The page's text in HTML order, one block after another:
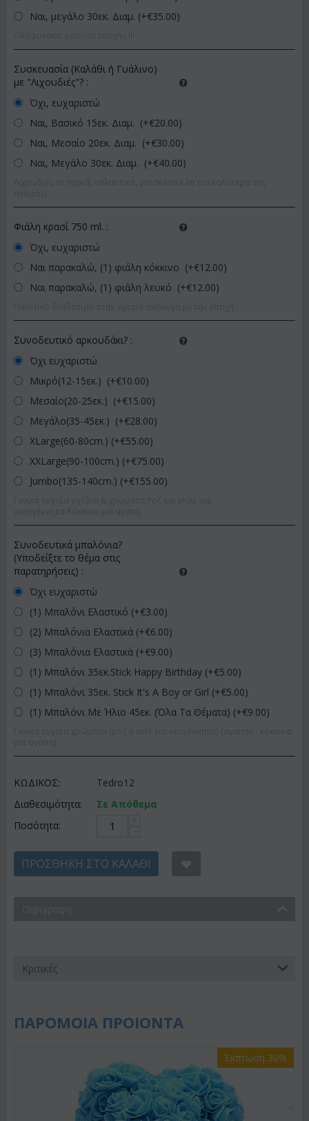
Ναι, μεγάλο 30εκ. Διαμ. (+€35.00)
Συσκευασία (Καλάθι ή Γυάλινο)
με "Λιχουδιές"? :
Όχι, ευχαριστώ
Ναι, Βασικό 15εκ. Διαμ. (+€20.00)
Ναι, Μεσαίο 20εκ. Διαμ. (+€30.00)
Ναι, Μεγάλο 30εκ. Διαμ. (+€40.00)
Φιάλη κρασί 750 ml. :
Όχι, ευχαριστώ
Ναι παρακαλώ, (1) φιάλη κόκκινο (+€12.00)
Ναι παρακαλώ, (1) φιάλη λευκό (+€12.00)
Συνοδευτικό αρκουδάκι? :
Όχι ευχαριστώ
Μικρό(12-15εκ.) (+€10.00)
Μεσαίο(20-25εκ.) (+€15.00)
Μεγάλο(35-45εκ.) (+€28.00)
XLarge(60-80cm.) (+€55.00)
XXLarge(90-100cm.) (+€75.00)
Jumbo(135-140cm.) (+€155.00)
Συνοδευτικά μπαλόνια?
(Υποδείξτε το θέμα στις
παρατηρήσεις) :
Όχι ευχαριστώ
(1) Μπαλόνι Ελαστικό (+€3.00)
(2) Μπαλόνια Ελαστικά (+€6.00)
(3) Μπαλόνια Ελαστικά (+€9.00)
(1) Μπαλόνι 35εκ.Stick Happy Birthday (+€5.00)
(1) Μπαλόνι 35εκ. Stick It's A Boy or Girl (+€5.00)
(1) Μπαλόνι Με Ήλιο 45εκ. (Όλα Τα Θέματα) (+€9.00)
ΚΩΔΙΚΟΣ:
Tedro12
Διαθεσιμότητα:
Σε Απόθεμα
Ποσότητα:
ΠΡΟΣΘΉΚΗ ΣΤΟ ΚΑΛΆΘΙ
Κριτικές
ΠΑΡΟΜΟΙΑ ΠΡΟΙΟΝΤΑ
Έκπτωση 30%